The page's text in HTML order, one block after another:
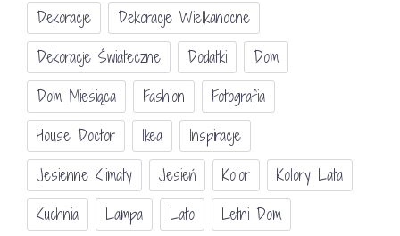
Dekoracje
Dekoracje Wielkanocne
Dekoracje Świateczne
Dodatki
Dom
Dom Miesiąca
Fashion
Fotografia
House Doctor
Ikea
Inspiracje
Jesienne Klimaty
Jesień Kolor
Kolory Lata
Kuchnia
Lampa Lato
Letni Dom